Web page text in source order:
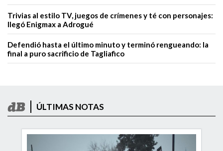
Trivias al estilo TV, juegos de crímenes y té con personajes:
llegó Enigmax a Adrogué
Defendió hasta el último minuto y terminó rengueando: la
final a puro sacrificio de Tagliafico
ÚLTIMAS NOTAS